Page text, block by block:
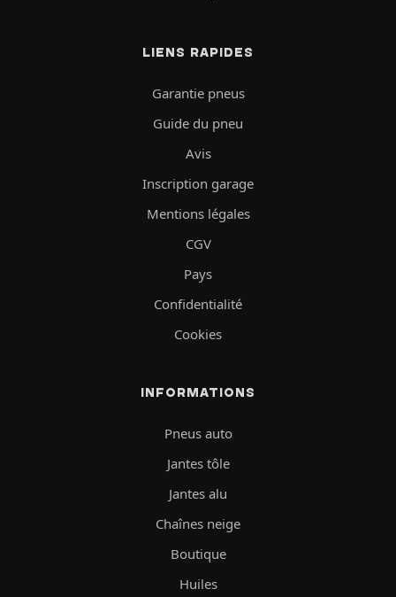
LIENS RAPIDES
Garantie pneus
Guide du pneu
Avis
Inscription garage
Mentions légales
CGV
Pays
Confidentialité
Cookies
INFORMATIONS
Pneus auto
Jantes tôle
Jantes alu
Chaînes neige
Boutique
Huiles